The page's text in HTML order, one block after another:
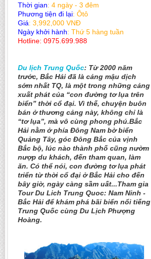
Thời gian: 4 ngày - 3 đêm
Phương tiện đi lại: Ôtô
Giá: 3,992,000 VNĐ
Ngày khởi hành: Thứ 5 hàng tuần
Hotline: 0975.699.988
Du lịch Trung Quốc: Từ 2000 năm
trước, Bắc Hải đã là cảng mậu dịch
sớm nhất TQ, là một trong những cảng
xuất phát của “con đường tơ lụa trên
biển” thời cổ đại. Vì thế, chuyện buôn
bán ở thương cảng này, không chỉ là
“tơ lụa”, mà vô cùng phong phú.Bắc
Hải nằm ở phía Đông Nam bờ biển
Quảng Tây, góc Đông Bắc của vịnh
Bắc bộ, lúc nào thành phố cũng nườm
nượp du khách, đến tham quan, làm
ăn. Có thể nói, con đường tơ lụa phát
triển từ thời cổ đại ở Bắc Hải cho đến
bây giờ, ngày càng sầm uất...Tham gia
Tour Du Lich Trung Quoc: Nam Ninh -
Bắc Hải để khám phá bãi biển nổi tiếng
Trung Quốc cùng Du Lịch Phượng
Hoàng.